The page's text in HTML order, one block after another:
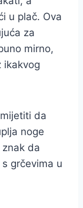
u plač. Ova
za
mirno,
ikakvog
da
noge
da
grčevima u